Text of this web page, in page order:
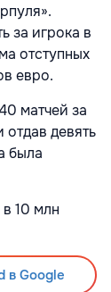
за игрока в
отступных
евро.
матчей за
девять
была
10 млн
в Google